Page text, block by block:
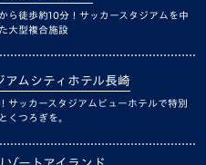
ら徒歩約10分！サッカースタジアムを中
大型複合施設
アムシティホテル長崎
サッカースタジアムビューホテルで特別
くつろぎを。